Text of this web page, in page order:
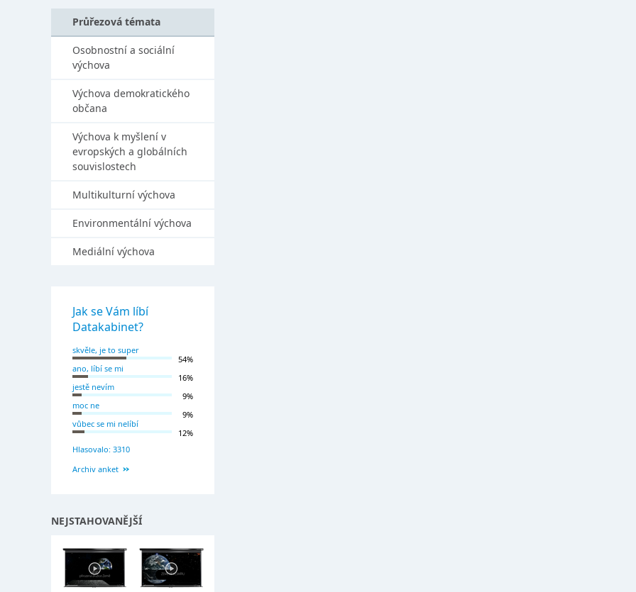
Průřezová témata
Osobnostní a sociální
výchova
Výchova demokratického
občana
Výchova k myšlení v
evropských a globálních
souvislostech
Multikulturní výchova
Environmentální výchova
Mediální výchova
Jak se Vám líbí
Datakabinet?
skvěle, je to super
54%
ano, líbí se mi
16%
jestě nevím
9%
moc ne
9%
vůbec se mi nelíbí
12%
Hlasovalo: 3310
Archiv anket
NEJSTAHOVANĚJŠÍ